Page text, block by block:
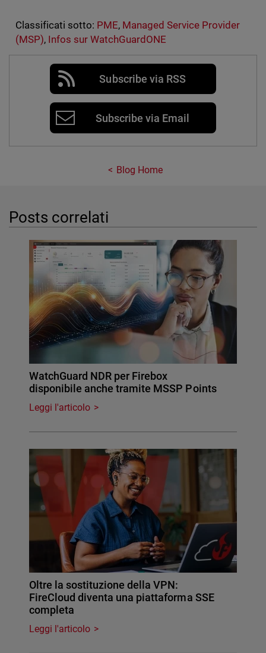
Classificati sotto: PME, Managed Service Provider
(MSP), Infos sur WatchGuardONE
Subscribe via RSS
Subscribe via Email
Blog Home
Posts correlati
WatchGuard NDR per Firebox
disponibile anche tramite MSSP Points
Leggi l'articolo
Oltre la sostituzione della VPN:
FireCloud diventa una piattaforma SSE
completa
Leggi l'articolo